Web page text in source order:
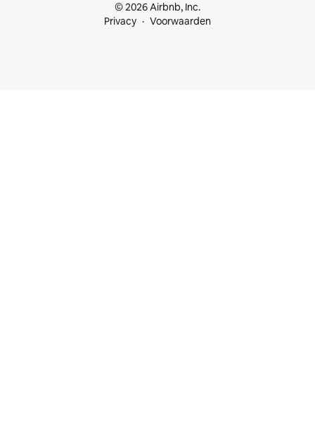
© 2026 Airbnb, Inc.
Privacy
Voorwaarden